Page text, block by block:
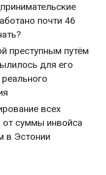
почти 46
преступным путём
для его
всех
от суммы инвойса
в Эстонии